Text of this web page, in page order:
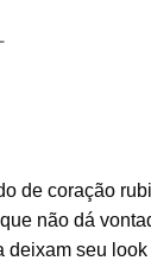
de coração
não dá
deixam seu